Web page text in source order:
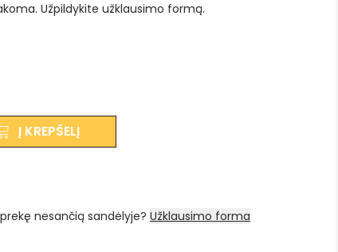
Užpildykite užklausimo formą.
Į KREPŠELĮ
nesančią sandėlyje? Užklausimo forma